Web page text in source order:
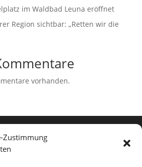
Zustimmung
im Waldbad Leuna eröffnet
Region sichtbar: „Retten wir die
vorhanden.